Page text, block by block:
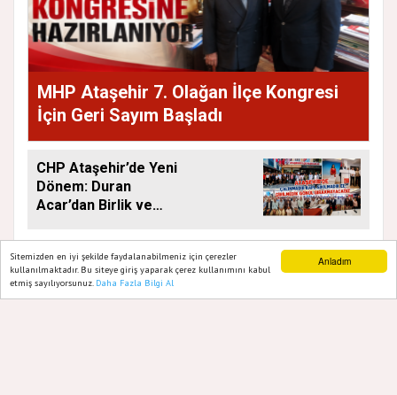
Anladım
Sitemizden en iyi şekilde faydalanabilmeniz için çerezler
kullanılmaktadır. Bu siteye giriş yaparak çerez kullanımını kabul
etmiş sayılıyorsunuz. Daha Fazla Bilgi Al
MHP Ataşehir 7. Olağan İlçe Kongresi
İçin Geri Sayım Başladı
CHP Ataşehir’de Yeni
Dönem: Duran
Acar’dan Birlik ve
Ana Sayfa Web TV